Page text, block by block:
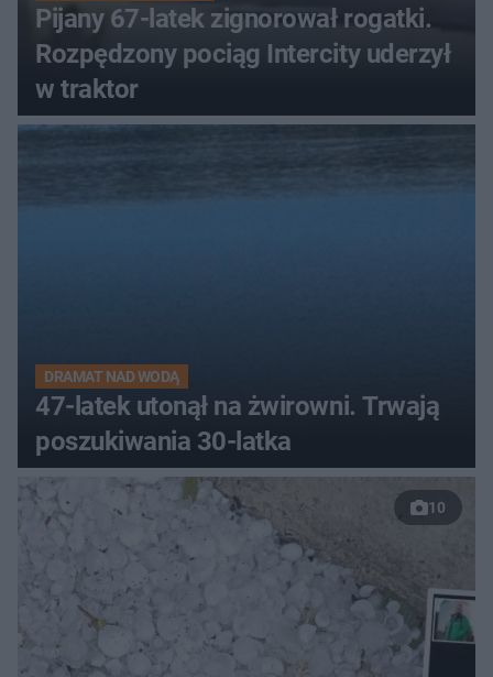
Pijany 67-latek zignorował rogatki.
Rozpędzony pociąg Intercity uderzył
w traktor
DRAMAT NAD WODĄ
47-latek utonął na żwirowni. Trwają
poszukiwania 30-latka
10